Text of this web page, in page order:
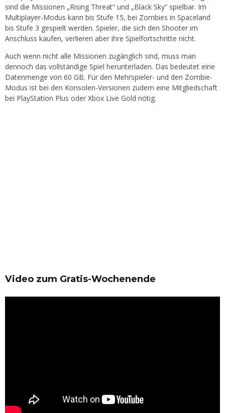
sind die Missionen „Rising Threat“ und „Black Sky“ spielbar. Im
Multiplayer-Modus kann bis Stufe 15, bei Zombies in Spaceland
bis Stufe 3 gespielt werden. Spieler, die sich den Shooter im
Anschluss kaufen, verlieren aber ihre Spielfortschritte nicht.
Auch wenn nicht alle Missionen zugänglich sind, muss man
dennoch das vollständige Spiel herunterladen. Das bedeutet eine
Datenmenge von 60 GB. Für den Mehrspieler- und den Zombie-
Modus ist bei den Konsolen-Versionen zudem eine Mitgliedschaft
bei PlayStation Plus oder Xbox Live Gold nötig.
Video zum Gratis-Wochenende